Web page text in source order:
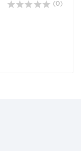
(0)